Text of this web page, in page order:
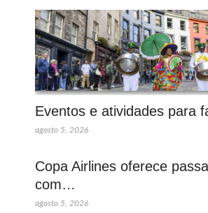
Eventos e atividades para
agosto 5, 2026
Copa Airlines oferece
com…
agosto 5, 2026